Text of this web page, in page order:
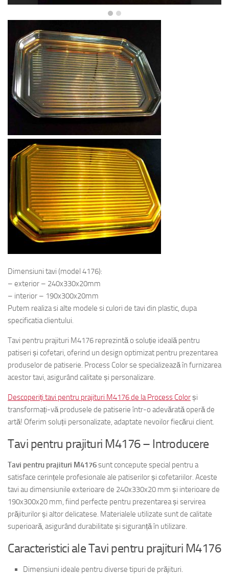
Dimensiuni tavi (model 4176):
– exterior – 240x330x20mm
– interior – 190x300x20mm
Putem realiza si alte modele si culori de tavi din plastic, dupa
specificatia clientului.
Tavi pentru prajituri M4176 reprezintă o soluție ideală pentru
patiseri și cofetari, oferind un design optimizat pentru prezentarea
produselor de patiserie. Process Color se specializează în furnizarea
acestor tavi, asigurând calitate și personalizare.
Descoperiți tavi pentru prajituri M4176 de la Process Colorși
transformați-vă produsele de patiserie într-o adevărată operă de
artă! Oferim soluții personalizate, adaptate nevoilor fiecărui client.
Tavi pentru prajituri M4176 – Introducere
Tavi pentru prajituri M4176sunt concepute special pentru a
satisface cerințele profesionale ale patiserilor și cofetariilor. Aceste
tavi au dimensiunile exterioare de 240x330x20 mm și interioare de
190x300x20 mm, fiind perfecte pentru prezentarea și servirea
prăjiturilor și altor delicatese. Materialele utilizate sunt de calitate
superioară, asigurând durabilitate și siguranță în utilizare.
Caracteristici ale Tavi pentru prajituri M4176
Dimensiuni ideale pentru diverse tipuri de prăjituri.